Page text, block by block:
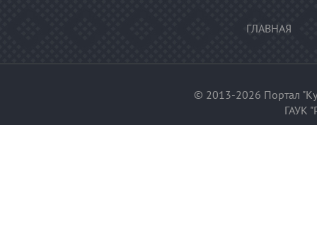
ГЛАВНАЯ
© 2013-2026 Портал
ГАУК